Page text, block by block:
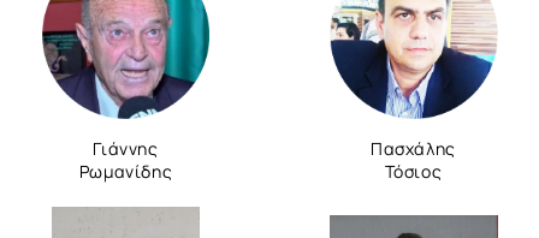
Γιάννης
Ρωμανίδης
Πασχάλης
Τόσιος